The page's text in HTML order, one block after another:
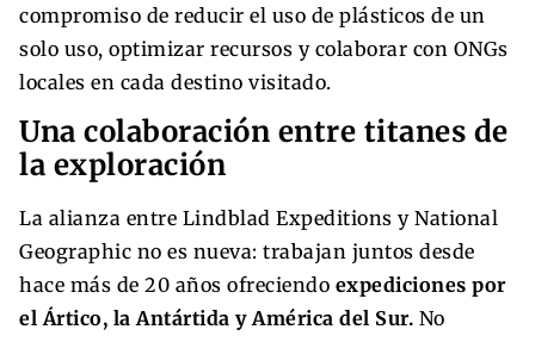
compromiso de reducir el uso de plásticos de un
solo uso, optimizar recursos y colaborar con ONGs
locales en cada destino visitado.
Una colaboración entre titanes de
la exploración
La alianza entre Lindblad Expeditions y National
Geographic no es nueva: trabajan juntos desde
hace más de 20 años ofreciendo expediciones por
el Ártico, la Antártida y América del Sur. No